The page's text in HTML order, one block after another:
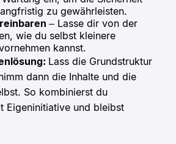
zu gewährleisten.
– Lasse dir von der
wie du selbst kleinere
kannst.
Lass die Grundstruktur
dann die Inhalte und die
So kombinierst du
Eigeninitiative und bleibst